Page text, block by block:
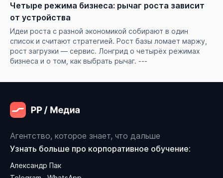
Четыре режима бизнеса: рычаг роста зависит
от устройства
Идеи роста с разной экономикой собирают в один
список и считают стратегией. Рост базы ломает маржу,
рост загрузки — сервис. Лонгрид о четырёх режимах
бизнеса и о том, как выбрать рычаг. ---
Агентство, которое знает, что дальше
Узнать больше про корпоративное обучение:
Александр Пак